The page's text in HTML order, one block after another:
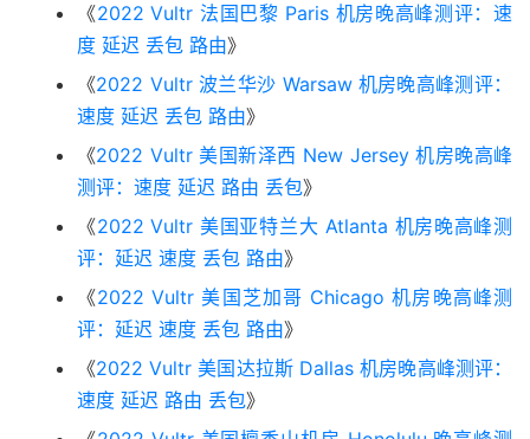
《2022 Vultr 法国巴黎 Paris 机房晚高峰测评：速
度 延迟 丢包 路由》
《2022 Vultr 波兰华沙 Warsaw 机房晚高峰测评：
速度 延迟 丢包 路由》
《2022 Vultr 美国新泽西 New Jersey 机房晚高峰
测评：速度 延迟 路由 丢包》
《2022 Vultr 美国亚特兰大 Atlanta 机房晚高峰测
评：延迟 速度 丢包 路由》
《2022 Vultr 美国芝加哥 Chicago 机房晚高峰测
评：延迟 速度 丢包 路由》
《2022 Vultr 美国达拉斯 Dallas 机房晚高峰测评：
速度 延迟 路由 丢包》